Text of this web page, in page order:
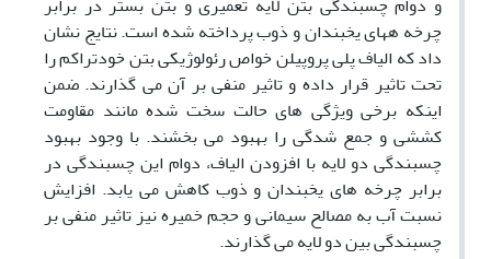
چرخه ههای یخبندان و ذوب پرداخته شده است. نتایج نشان
داد که الیاف پلی پروپیلن خواص رئولوژیکی بتن خودتراکم را
تحت تاثیر قرار داده و تاثیر منفی بر آن می گذارند. ضمن
اینکه برخی ویژگی های حالت سخت شده مانند مقاومت
کششی و جمع شدگی را بهبود می بخشند. با وجود بهبود
چسبندگی دو لایه با افزودن الیاف، دوام این چسبندگی در
برابر چرخه های یخبندان و ذوب کاهش می یابد. افزایش
نسبت آب به مصالح سیمانی و حجم خمیره نیز تاثیر منفی بر
چسبندگی بین دو لایه می گذارند.